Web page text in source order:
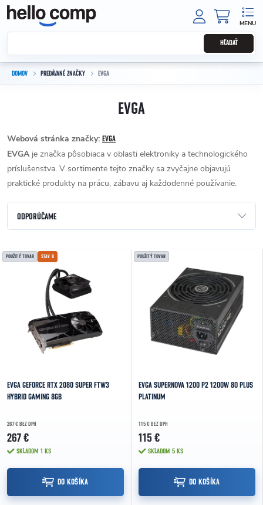
Prejsť na obsah
HĽADAŤ
DOMOV PREDÁVANÉ ZNAČKY EVGA
EVGA
Webová stránka značky: EVGA
EVGAje značka pôsobiaca v oblasti elektroniky a technologického
príslušenstva. V sortimente tejto značky sa zvyčajne objavujú
praktické produkty na prácu, zábavu aj každodenné používanie.
Radenie produktov
ODPORÚČAME
NAJDRAHŠIE
NAJPREDÁVANEJŠIE
ABECEDNE
Výpis produktov
POUŽITÝ TOVAR STAV B
EVGA GEFORCE RTX 2080 SUPER FTW3
HYBRID GAMING 8GB
267 € BEZ DPH
267 €
SKLADOM 1 KS
DO KOŠÍKA
POUŽITÝ TOVAR
EVGA SUPERNOVA 1200 P2 1200W 80 PLUS
PLATINUM
115 € BEZ DPH
115 €
SKLADOM 5 KS
DO KOŠÍKA